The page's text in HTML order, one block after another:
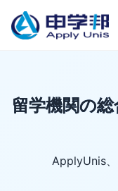
留学機関の
ApplyUnis